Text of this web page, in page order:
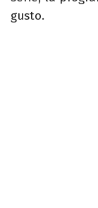
gusto.